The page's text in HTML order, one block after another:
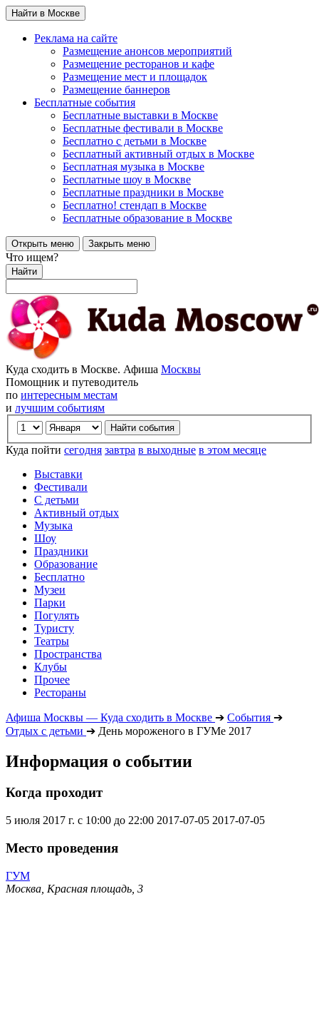
Найти в Москве
Реклама на сайте
Размещение анонсов мероприятий
Размещение ресторанов и кафе
Размещение мест и площадок
Размещение баннеров
Бесплатные события
Бесплатные выставки в Москве
Бесплатные фестивали в Москве
Бесплатно с детьми в Москве
Бесплатный активный отдых в Москве
Бесплатная музыка в Москве
Бесплатные шоу в Москве
Бесплатные праздники в Москве
Бесплатно! стендап в Москве
Бесплатные образование в Москве
Открыть меню Закрыть меню
Что ищем?
Найти
Куда сходить в Москве. Афиша Москвы
Помощник и путеводитель
по интересным местам
и лучшим событиям
Куда пойти сегодня завтра в выходные в этом месяце
Выставки
Фестивали
С детьми
Активный отдых
Музыка
Шоу
Праздники
Образование
Бесплатно
Музеи
Парки
Погулять
Туристу
Театры
Пространства
Клубы
Прочее
Рестораны
Афиша Москвы — Куда сходить в Москве ➔ События ➔
Отдых с детьми ➔ День мороженого в ГУМе 2017
Информация о событии
Когда проходит
5 июля 2017 г. с 10:00 до 22:00 2017-07-05 2017-07-05
Место проведения
ГУМ
Москва, Красная площадь, 3